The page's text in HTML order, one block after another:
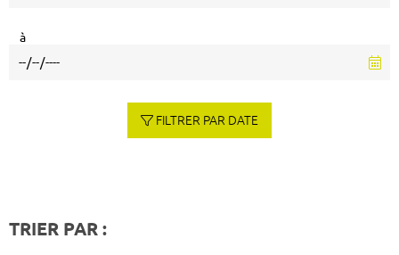
à
FILTRER PAR DATE
TRIER PAR :